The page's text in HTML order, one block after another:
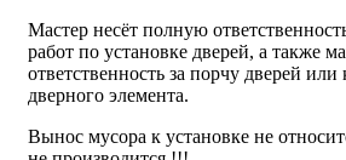
Мастер несёт полную
работ по установке дверей, а также
ответственность за порчу дверей или
дверного элемента.
Вынос мусора к установке не